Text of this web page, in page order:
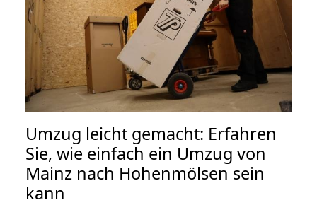
Umzug leicht gemacht: Erfahren
Sie, wie einfach ein Umzug von
Mainz nach Hohenmölsen sein
kann